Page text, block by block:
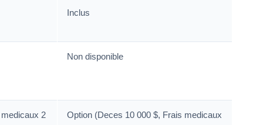
Inclus
Non disponible
2
Option (Deces 10 000 $, Frais medicaux